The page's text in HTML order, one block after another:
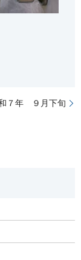
７年 ９月下旬